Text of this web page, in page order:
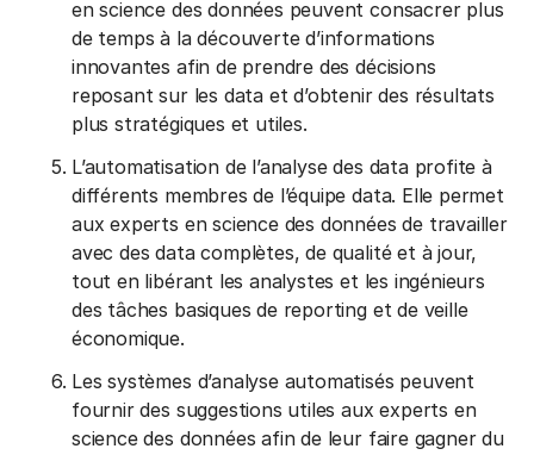
en science des données peuvent consacrer plus
de temps à la découverte d’informations
innovantes afin de prendre des décisions
reposant sur les data et d’obtenir des résultats
plus stratégiques et utiles.
L’automatisation de l’analyse des data profite à
différents membres de l’équipe data. Elle permet
aux experts en science des données de travailler
avec des data complètes, de qualité et à jour,
tout en libérant les analystes et les ingénieurs
des tâches basiques de reporting et de veille
économique.
Les systèmes d’analyse automatisés peuvent
fournir des suggestions utiles aux experts en
science des données afin de leur faire gagner du